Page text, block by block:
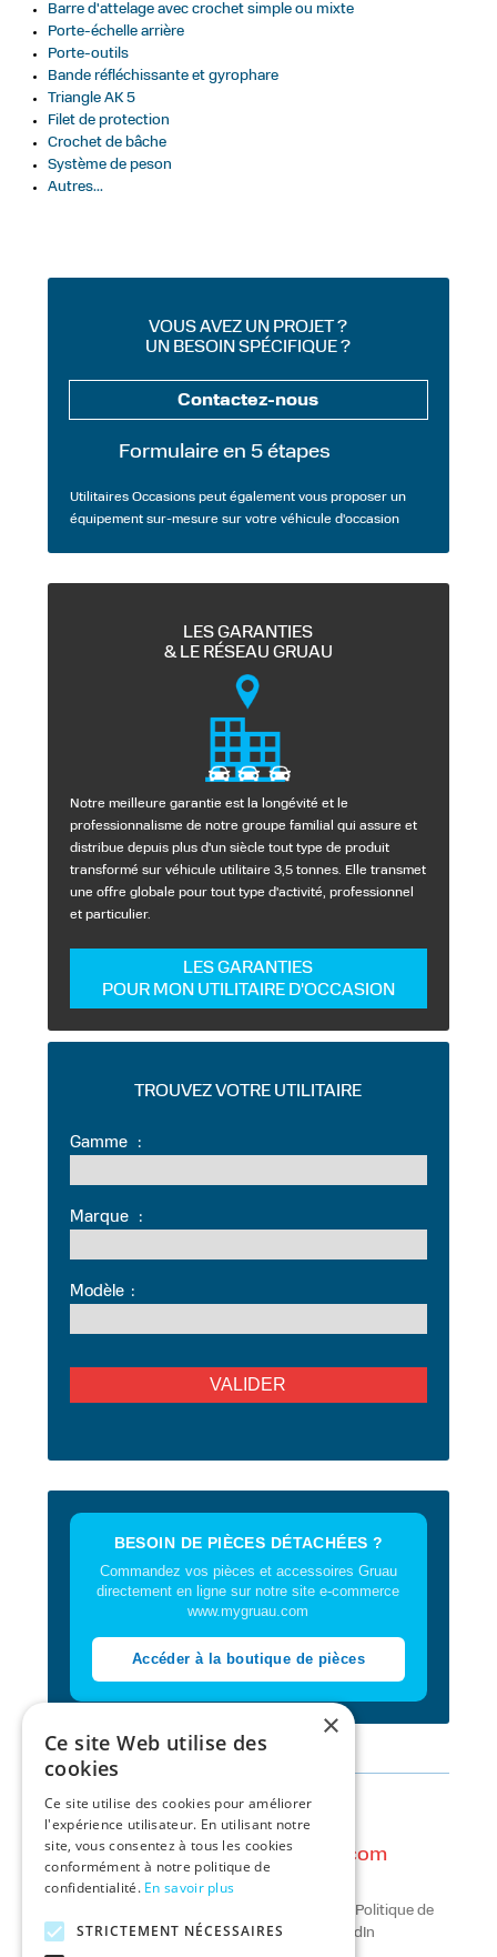
Barre d'attelage avec crochet simple ou mixte
Porte-échelle arrière
Porte-outils
Bande réfléchissante et gyrophare
Triangle AK 5
Filet de protection
Crochet de bâche
Système de peson
Autres...
VOUS AVEZ UN PROJET ?
UN BESOIN SPÉCIFIQUE ?
Contactez-nous
Formulaire en 5 étapes
Utilitaires Occasions peut également vous proposer un
équipement sur-mesure sur votre véhicule d'occasion
LES GARANTIES
& LE RÉSEAU GRUAU
Notre meilleure garantie est la longévité et le
professionnalisme de notre groupe familial qui assure et
distribue depuis plus d'un siècle tout type de produit
transformé sur véhicule utilitaire 3,5 tonnes. Elle transmet
une offre globale pour tout type d'activité, professionnel
et particulier.
LES GARANTIES
POUR MON UTILITAIRE D'OCCASION
TROUVEZ VOTRE UTILITAIRE
Gamme :
Marque :
Modèle :
BESOIN DE PIÈCES DÉTACHÉES ?
Commandez vos pièces et accessoires Gruau
directement en ligne sur notre site e-commerce
www.mygruau.com
Accéder à la boutique de pièces
Contact :
gruau.occasions@gruau.com
// tél. :02 53 59 27 06
Politique de
confidentialité//Facebook LinkedIn
×
Ce site Web utilise des
cookies
Ce site utilise des cookies pour améliorer
l'expérience utilisateur. En utilisant notre
site, vous consentez à tous les cookies
conformément à notre politique de
confidentialité. En savoir plus
STRICTEMENT NÉCESSAIRES